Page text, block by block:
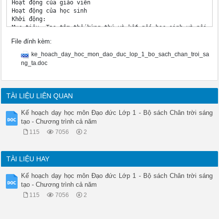
File đính kèm:
ke_hoach_day_hoc_mon_dao_duc_lop_1_bo_sach_chan_troi_sa
ng_ta.doc
TÀI LIỆU LIÊN QUAN
Kế hoạch dạy học môn Đạo đức Lớp 1 - Bộ sách Chân trời sáng
tạo - Chương trình cả năm
115 7056 2
TÀI LIỆU HAY
Kế hoạch dạy học môn Đạo đức Lớp 1 - Bộ sách Chân trời sáng
tạo - Chương trình cả năm
115 7056 2